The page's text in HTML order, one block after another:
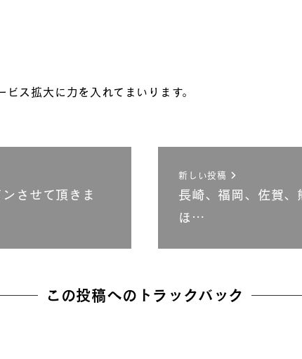
ス拡大に力を入れてまいります。
させて頂きま
新しい投稿
長崎、福岡、佐賀
ほ…
この投稿へのトラックバック